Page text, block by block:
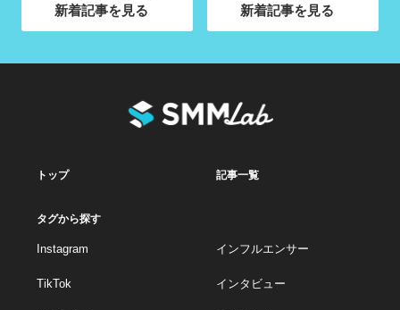
新着記事を見る
新着記事を見る
トップ 記事一覧
タグから探す
Instagram
TikTok
インフルエンサー
インタビュー